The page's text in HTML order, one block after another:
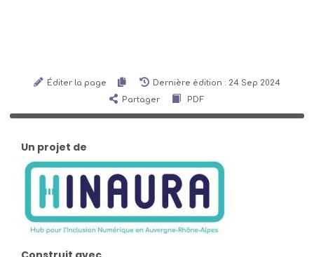
Éditer la page
Dernière édition : 24 Sep 2024
Partager
PDF
Un projet de